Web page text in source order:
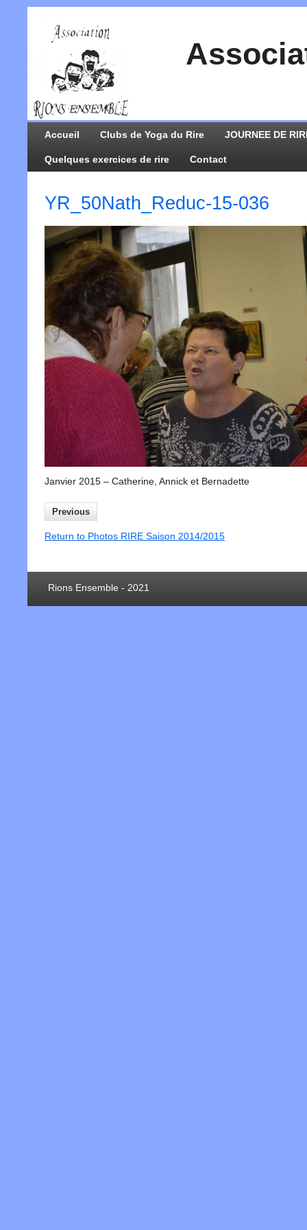
Accueil Clubs de Yoga du Rire JOURNEE DE
Quelques exercices de rire Contact
YR_50Nath_Reduc-15-036
Janvier 2015 – Catherine, Annick et Bernadette
Previous
Return to Photos RIRE Saison 2014/2015
Rions Ensemble - 2021